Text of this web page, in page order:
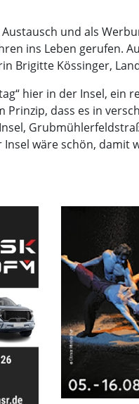
Austausch und als
ins Leben
Brigitte Kössinger,
hier in der Insel,
Prinzip, dass es in
Insel wäre schön,